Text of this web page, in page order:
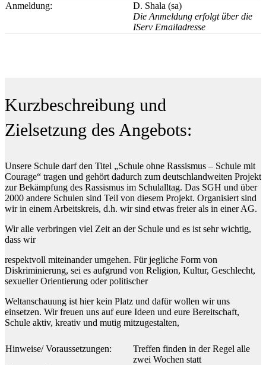
Anmeldung:
D. Shala (sa)
Die Anmeldung erfolgt über die
IServ Emailadresse
Kurzbeschreibung und
Zielsetzung des Angebots:
Unsere Schule darf den Titel „Schule ohne Rassismus – Schule mit
Courage“ tragen und gehört dadurch zum deutschlandweiten Projekt
zur Bekämpfung des Rassismus im Schulalltag. Das SGH und über
2000 andere Schulen sind Teil von diesem Projekt. Organisiert sind
wir in einem Arbeitskreis, d.h. wir sind etwas freier als in einer AG.
Wir alle verbringen viel Zeit an der Schule und es ist sehr wichtig,
dass wir
respektvoll miteinander umgehen. Für jegliche Form von
Diskriminierung, sei es aufgrund von Religion, Kultur, Geschlecht,
sexueller Orientierung oder politischer
Weltanschauung ist hier kein Platz und dafür wollen wir uns
einsetzen. Wir freuen uns auf eure Ideen und eure Bereitschaft,
Schule aktiv, kreativ und mutig mitzugestalten,
Hinweise/ Voraussetzungen:
Treffen finden in der Regel alle
zwei Wochen statt